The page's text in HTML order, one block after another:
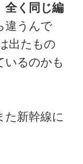
全く同じ編
違うんで
出たもの
いるのかも
た新幹線に